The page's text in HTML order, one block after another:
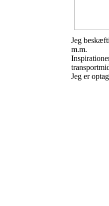
Jeg
m.m.
Jeg er